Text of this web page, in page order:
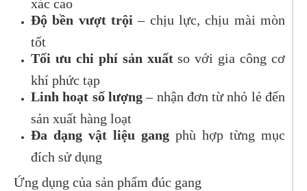
Độ bền vượt trội – chịu lực, chịu mài mòn
tốt
Tối ưu chi phí sản xuấtso với gia công cơ
khí phức tạp
Linh hoạt số lượng– nhận đơn từ nhỏ lẻ đến
sản xuất hàng loạt
Đa dạng vật liệu gang phù hợp từng mục
đích sử dụng
Ứng dụng của sản phẩm đúc gang